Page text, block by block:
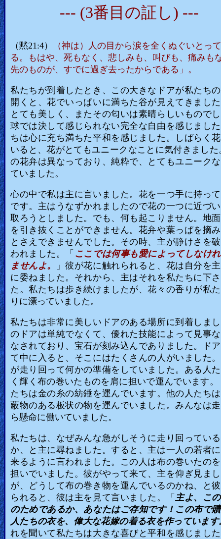
--- (3番目の証し) ---
（黙21:4）
（神は）人の目から涙を全くぬぐいとっ
る。もはや、死もなく、悲しみも、叫びも、痛みも
先のものが、すでに過ぎ去ったからである」。
私たちが到着したとき、この大きなドアが私たち
開くと、花でいっぱいに満ちた谷が見えてきまし
とても美しく、またその匂いは素晴らしいもので
球では決して感じられない完全な自由を感じまし
ちは心に充ち満ちた平和を感じました。しばらく
いると、花がとてもユニークなことに気付きました
の花弁は異なっており、純粋で、とてもユニーク
ていました。
心の中で私は主に言いました。花を一つ手に持っ
です。主はうなずかれましたので花の一つに近づ
取ろうとしました。でも、何も起こりません。地
を引き抜くことができません。花弁や葉っぱを摘
とさえできませんでした。その時、主が静けさを
われました。「 ここでは何事も愛によってしなけ
ませんよ。
」彼が花に触れられると、花は自分を
に委ねました。それから、主はそれを私たちに下
た。私たちは歩き続けましたが、花々の香りが私
りに漂っていました。
私たちは非常に美しいドアのある場所に到着しま
のドアは単純でなくて、優れた技能によって見事
なされており、宝石が刻み込んでありました。ド
て中に入ると、そこにはたくさんの人がいました
が走り回って何かの準備をしていました。ある人
く輝く布の巻いたものを肩に担いで運んでいます。
たちは金の糸の紡錘を運んでいます。他の人たち
蔽物のある板状の物を運んでいました。みんなは
ら懸命に働いていました。
私たちは、なぜみんな急がしそうに走り回ってい
か、と主に尋ねました。すると、主は一人の若者
来るように言われました。この人は布の巻いたの
担いでいました。彼がやって来て、主を仰ぎ見ま
が、どうして布の巻き物を運んでいるのかね、と
られると、彼は主を見て言いました。「主よ、こ
のためであるか、あなたはご存知です！この布で
人たちの衣を、偉大な花嫁の着る衣を作っています
れを聞いて私たちは大きな喜びと平和を感じまし